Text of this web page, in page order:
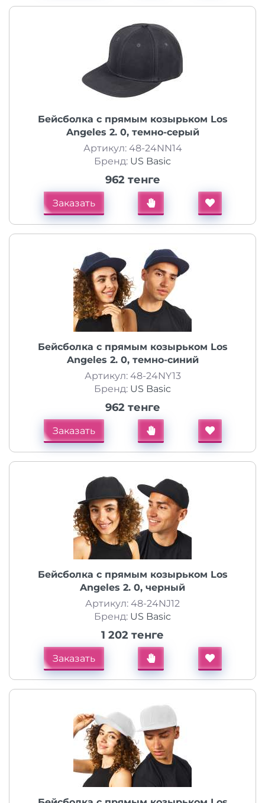
Бейсболка с прямым козырьком Los
Angeles 2. 0, темно-серый
Артикул: 48-24NN14
Бренд: US Basic
962 тенге
Заказать
Бейсболка с прямым козырьком Los
Angeles 2. 0, темно-синий
Артикул: 48-24NY13
Бренд: US Basic
962 тенге
Заказать
Бейсболка с прямым козырьком Los
Angeles 2. 0, черный
Артикул: 48-24NJ12
Бренд: US Basic
1 202 тенге
Заказать